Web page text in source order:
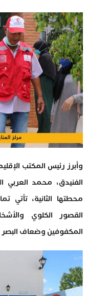
وأبرز رئيس المكتب
الفنيدق، محمد العربي
محطتها الثانية، تأتي
القصور الكلوي
المكفوفين وضعاف البصر